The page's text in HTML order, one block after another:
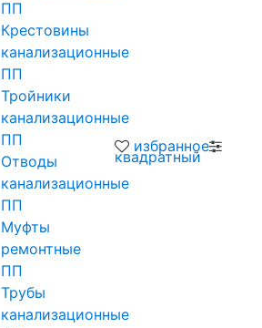
ПП
Крестовины
канализационные
ПП
Тройники
канализационные
ПП
Отводы
канализационные
ПП
Муфты
ремонтные
ПП
Трубы
канализационные
избранное